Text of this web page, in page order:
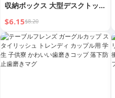
収納ボックス 大型デスクトップ
オフィス雑貨 デスク下棚 隠し
便利グッズ
$6.15$8.20